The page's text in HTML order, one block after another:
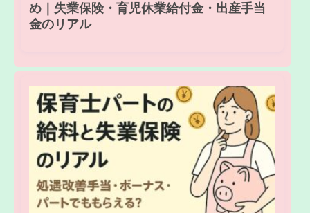
め｜失業保険・育児休業給付金・出産手当
金のリアル